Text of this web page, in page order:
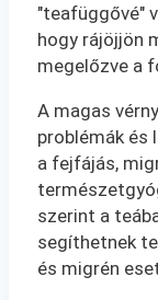
"teafüggővé"
hogy rájöjjön
megelőzve a
A magas
problémák és
a fejfájás,
szerint a
segíthetnek
és migrén